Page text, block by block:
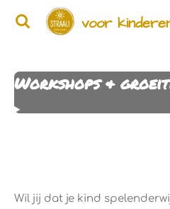
Ga
de
hoofdinhoud
voor
Workshops &
Wil jij dat je kind